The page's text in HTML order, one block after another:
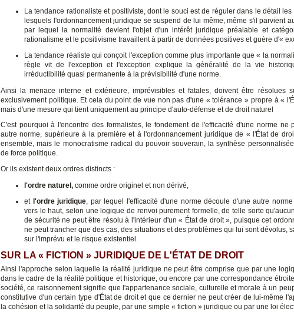
La tendance rationaliste et positiviste, dont le souci est de réguler dans le détail les
lesquels l'ordonnancement juridique se suspend de lui même, même s'il parvient
par lequel la normalité devient l'objet d'un intérêt juridique préalable et
rationalisme et le positivisme travaillent à partir de données positives et guère d'«
La tendance réaliste qui conçoit l'exception comme plus importante que « la
règle vit de l'exception et l'exception explique la généralité de la vie
irréductibilité quasi permanente à la prévisibilité d'une norme.
Ainsi la menace interne et extérieure, imprévisibles et fatales, doivent être résolues
exclusivement politique. Et cela du point de vue non pas d'une « tolérance » propre à «
mais d'une mesure qui tient uniquement au principe d'auto-défense et de droit naturel
C'est pourquoi à l'encontre des formalistes, le fondement de l'efficacité d'une norme ne
autre norme, supérieure à la première et à l'ordonnancement juridique de « l'État de
ensemble, mais le monocratisme radical du pouvoir souverain, la synthèse
de force politique.
Or ils existent deux ordres distincts :
l'ordre naturel, comme ordre originel et non dérivé,
et l'ordre juridique, par lequel l'efficacité d'une norme découle d'une autre
vers le haut, selon une logique de renvoi purement formelle, de telle sorte
de sécurité ne peut être résolu à l'intérieur d'un « État de droit », puisque cet
ne peut trancher que des cas, des situations et des problèmes qui lui sont dévolus,
sur l'imprévu et le risque existentiel.
SUR LA « FICTION » JURIDIQUE DE L'ÉTAT DE DROIT
Ainsi l'approche selon laquelle la réalité juridique ne peut être comprise que par une
dans le cadre de la réalité politique et historique, ou encore par une correspondance
société, ce raisonnement signifie que l'appartenance sociale, culturelle et morale à un
constitutive d'un certain type d'État de droit et que ce dernier ne peut créer de lui-même
la cohésion et la solidarité du peuple, par une simple « fiction » juridique ou par une loi